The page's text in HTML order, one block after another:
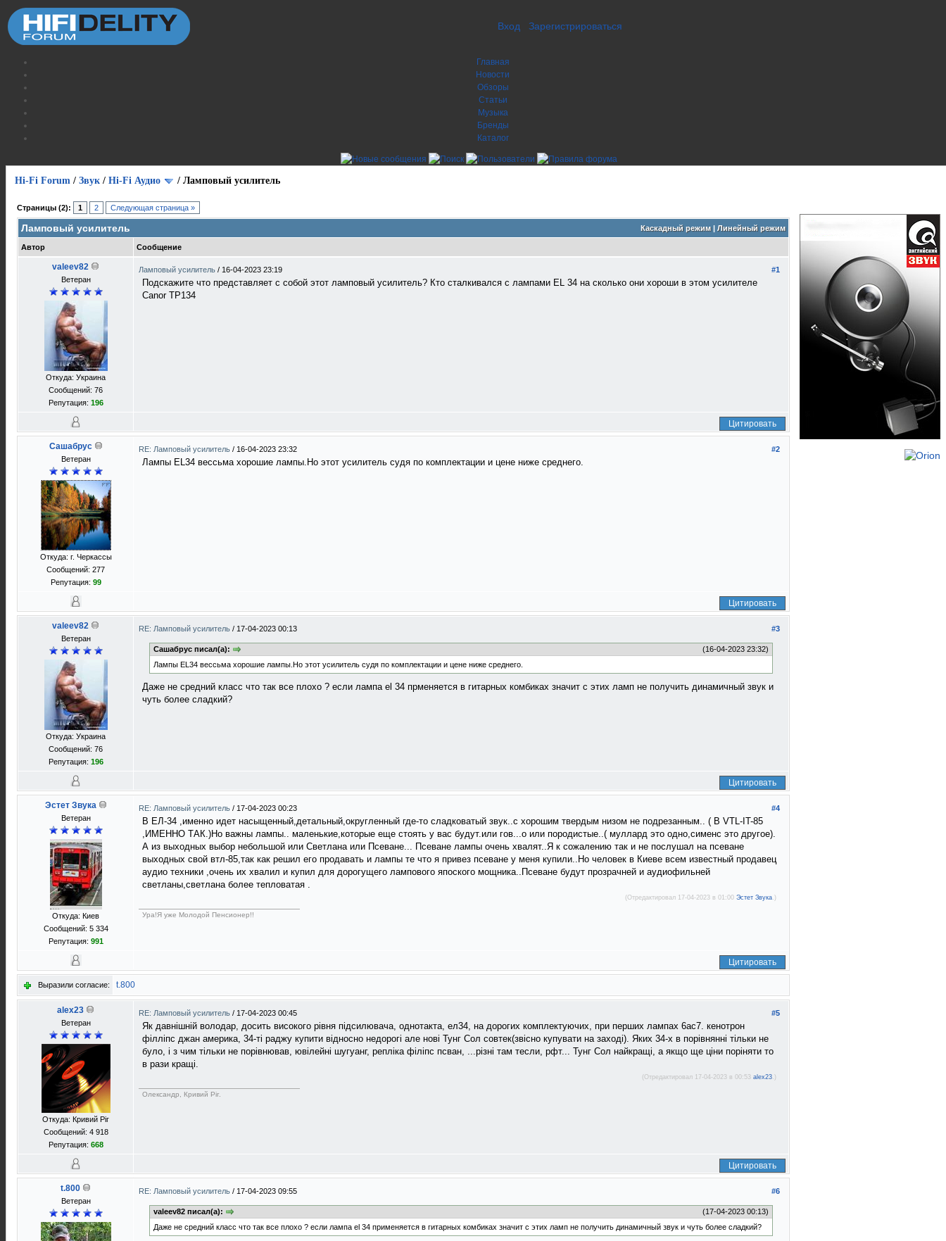
Вход Зарегистрироваться
Главная
Новости
Обзоры
Статьи
Музыка
Бренды
Каталог
Hi-Fi Forum / Звук / Hi-Fi Аудио / Ламповый усилитель
Страницы (2): 1 2 Следующая страница »
Каскадный режим| Линейный режим
Ламповый усилитель
Автор Сообщение
valeev82
Ветеран
Откуда: Украина
Сообщений: 76
Репутация: 196
#1
Ламповый усилитель / 16-04-2023 23:19
Подскажите что представляет с собой этот ламповый усилитель? Кто сталкивался с лампами EL 34 на сколько они хороши в этом усилителе
Canor TP134
Цитировать
Сашабрус
Ветеран
Откуда: г. Черкассы
Сообщений: 277
Репутация: 99
#2
RE: Ламповый усилитель / 16-04-2023 23:32
Лампы EL34 вессьма хорошие лампы.Но этот усилитель судя по комплектации и цене ниже среднего.
Цитировать
valeev82
Ветеран
Откуда: Украина
Сообщений: 76
Репутация: 196
#3
RE: Ламповый усилитель / 17-04-2023 00:13
(16-04-2023 23:32)
Сашабрус писал(а):
Лампы EL34 вессьма хорошие лампы.Но этот усилитель судя по комплектации и цене ниже среднего.
Даже не средний класс что так все плохо ? если лампа el 34 прменяется в гитарных комбиках значит с этих ламп не получить динамичный звук и
чуть более сладкий?
Цитировать
Эстет Звука
Ветеран
Откуда: Киев
Сообщений: 5 334
Репутация: 991
#4
RE: Ламповый усилитель / 17-04-2023 00:23
В ЕЛ-34 ,именно идет насыщенный,детальный,округленный где-то сладковатый звук..с хорошим твердым низом не подрезанным.. ( В VTL-IT-85
,ИМЕННО ТАК.)Но важны лампы.. маленькие,которые еще стоять у вас будут.или гов...о или породистые..( муллард это одно,сименс это другое).
А из выходных выбор небольшой или Светлана или Псеване... Псеване лампы очень хвалят..Я к сожалению так и не послушал на псеване
выходных свой втл-85,так как решил его продавать и лампы те что я привез псеване у меня купили..Но человек в Киеве всем известный продавец
аудио техники ,очень их хвалил и купил для дорогущего лампового япоского мощника..Псеване будут прозрачней и аудиофильней
светланы,светлана более тепловатая .
(Отредактировал 17-04-2023 в 01:00 Эстет Звука.)
Ура!Я уже Молодой Пенсионер!!
Цитировать
Выразили согласие: t.800
alex23
Ветеран
Откуда: Кривий Рiг
Сообщений: 4 918
Репутация: 668
#5
RE: Ламповый усилитель / 17-04-2023 00:45
Як давнішній володар, досить високого рівня підсилювача, однотакта, ел34, на дорогих комплектуючих, при перших лампах 6ас7. кенотрон
філліпс джан америка, 34-ті раджу купити відносно недорогі але нові Тунг Сол совтек(звісно купувати на заході). Яких 34-х в порівнянні тільки не
було, і з чим тільки не порівнював, ювілейні шугуанг, репліка філіпс псван, ...різні там тесли, рфт... Тунг Сол найкращі, а якщо ще ціни поріняти то
в рази кращі.
(Отредактировал 17-04-2023 в 00:53 alex23.)
Олександр, Кривий Рiг.
Цитировать
t.800
Ветеран
#6
RE: Ламповый усилитель / 17-04-2023 09:55
(17-04-2023 00:13)
valeev82 писал(а):
Даже не средний класс что так все плохо ? если лампа el 34 применяется в гитарных комбиках значит с этих ламп не получить динамичный звук и чуть более сладкий?